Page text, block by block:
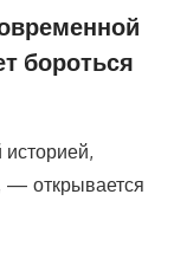
бороться
— открывается